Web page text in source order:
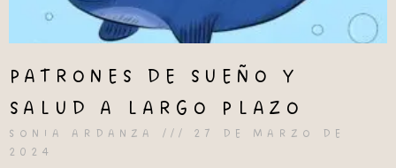
PATRONES DE SUEÑO Y
SALUD A LARGO PLAZO
SONIA ARDANZA
27 DE MARZO DE
2024